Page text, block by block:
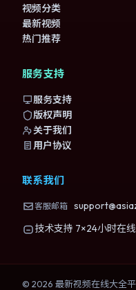
视频分类
最新视频
热门推荐
服务支持
服务支持
版权声明
关于我们
用户协议
联系我们
客服邮箱
技术支持 7×24小时在线
© 2026 最新视频在线大全